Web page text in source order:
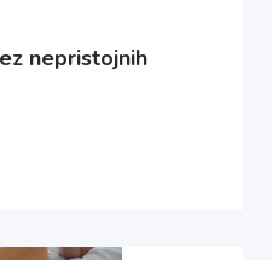
nepristojnih